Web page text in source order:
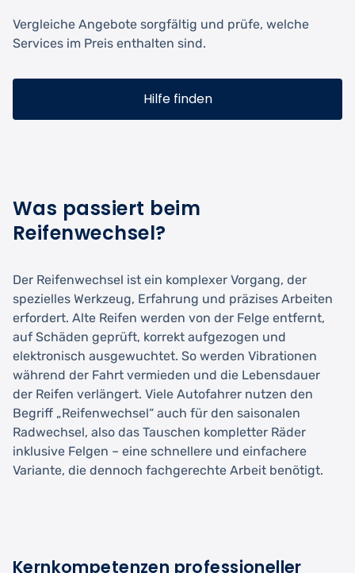
Vergleiche Angebote sorgfältig und prüfe, welche
Services im Preis enthalten sind.
Hilfe finden
Was passiert beim
Reifenwechsel?
Der Reifenwechsel ist ein komplexer Vorgang, der
spezielles Werkzeug, Erfahrung und präzises Arbeiten
erfordert. Alte Reifen werden von der Felge entfernt,
auf Schäden geprüft, korrekt aufgezogen und
elektronisch ausgewuchtet. So werden Vibrationen
während der Fahrt vermieden und die Lebensdauer
der Reifen verlängert. Viele Autofahrer nutzen den
Begriff „Reifenwechsel“ auch für den saisonalen
Radwechsel, also das Tauschen kompletter Räder
inklusive Felgen – eine schnellere und einfachere
Variante, die dennoch fachgerechte Arbeit benötigt.
Kernkompetenzen professioneller